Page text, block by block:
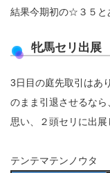
結果今期初の☆３５と
牝馬セリ出展
3日目の庭先取引はあ
のまま引退させるな
思い、２頭セリに出展
テンテマテンノウタ